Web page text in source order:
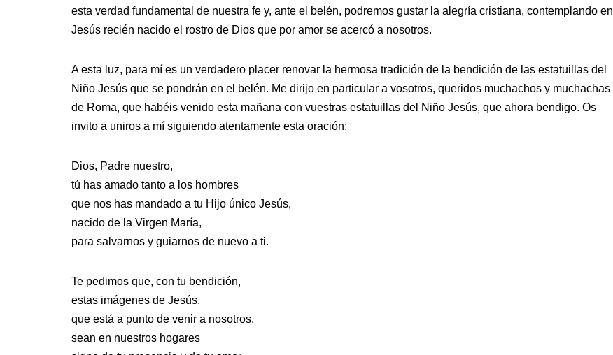
esta verdad fundamental de nuestra fe y, ante el belén, podremos gustar la alegría cristiana, contemplando en
Jesús recién nacido el rostro de Dios que por amor se acercó a nosotros.
A esta luz, para mí es un verdadero placer renovar la hermosa tradición de la bendición de las estatuillas del
Niño Jesús que se pondrán en el belén. Me dirijo en particular a vosotros, queridos muchachos y muchachas
de Roma, que habéis venido esta mañana con vuestras estatuillas del Niño Jesús, que ahora bendigo. Os
invito a uniros a mí siguiendo atentamente esta oración:
Dios, Padre nuestro,
tú has amado tanto a los hombres
que nos has mandado a tu Hijo único Jesús,
nacido de la Virgen María,
para salvarnos y guiarnos de nuevo a ti.
Te pedimos que, con tu bendición,
estas imágenes de Jesús,
que está a punto de venir a nosotros,
sean en nuestros hogares